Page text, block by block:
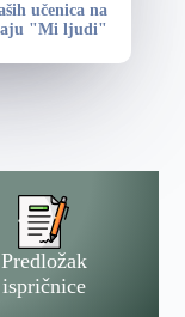
učenica na
"Mi ljudi"
Predložak
ispričnice